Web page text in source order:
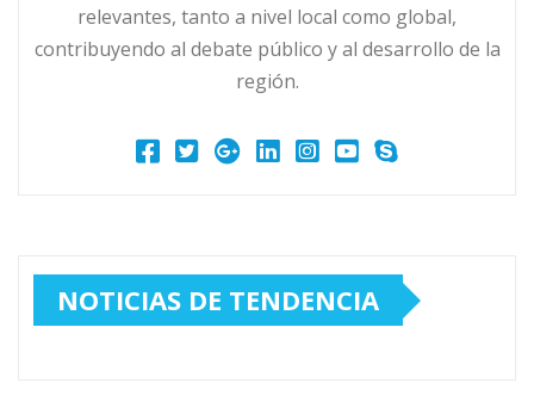
relevantes, tanto a nivel local como global,
contribuyendo al debate público y al desarrollo de la
región.
NOTICIAS DE TENDENCIA